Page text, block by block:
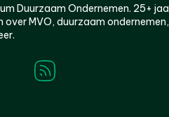
Duurzaam Ondernemen. 25+
MVO, duurzaam